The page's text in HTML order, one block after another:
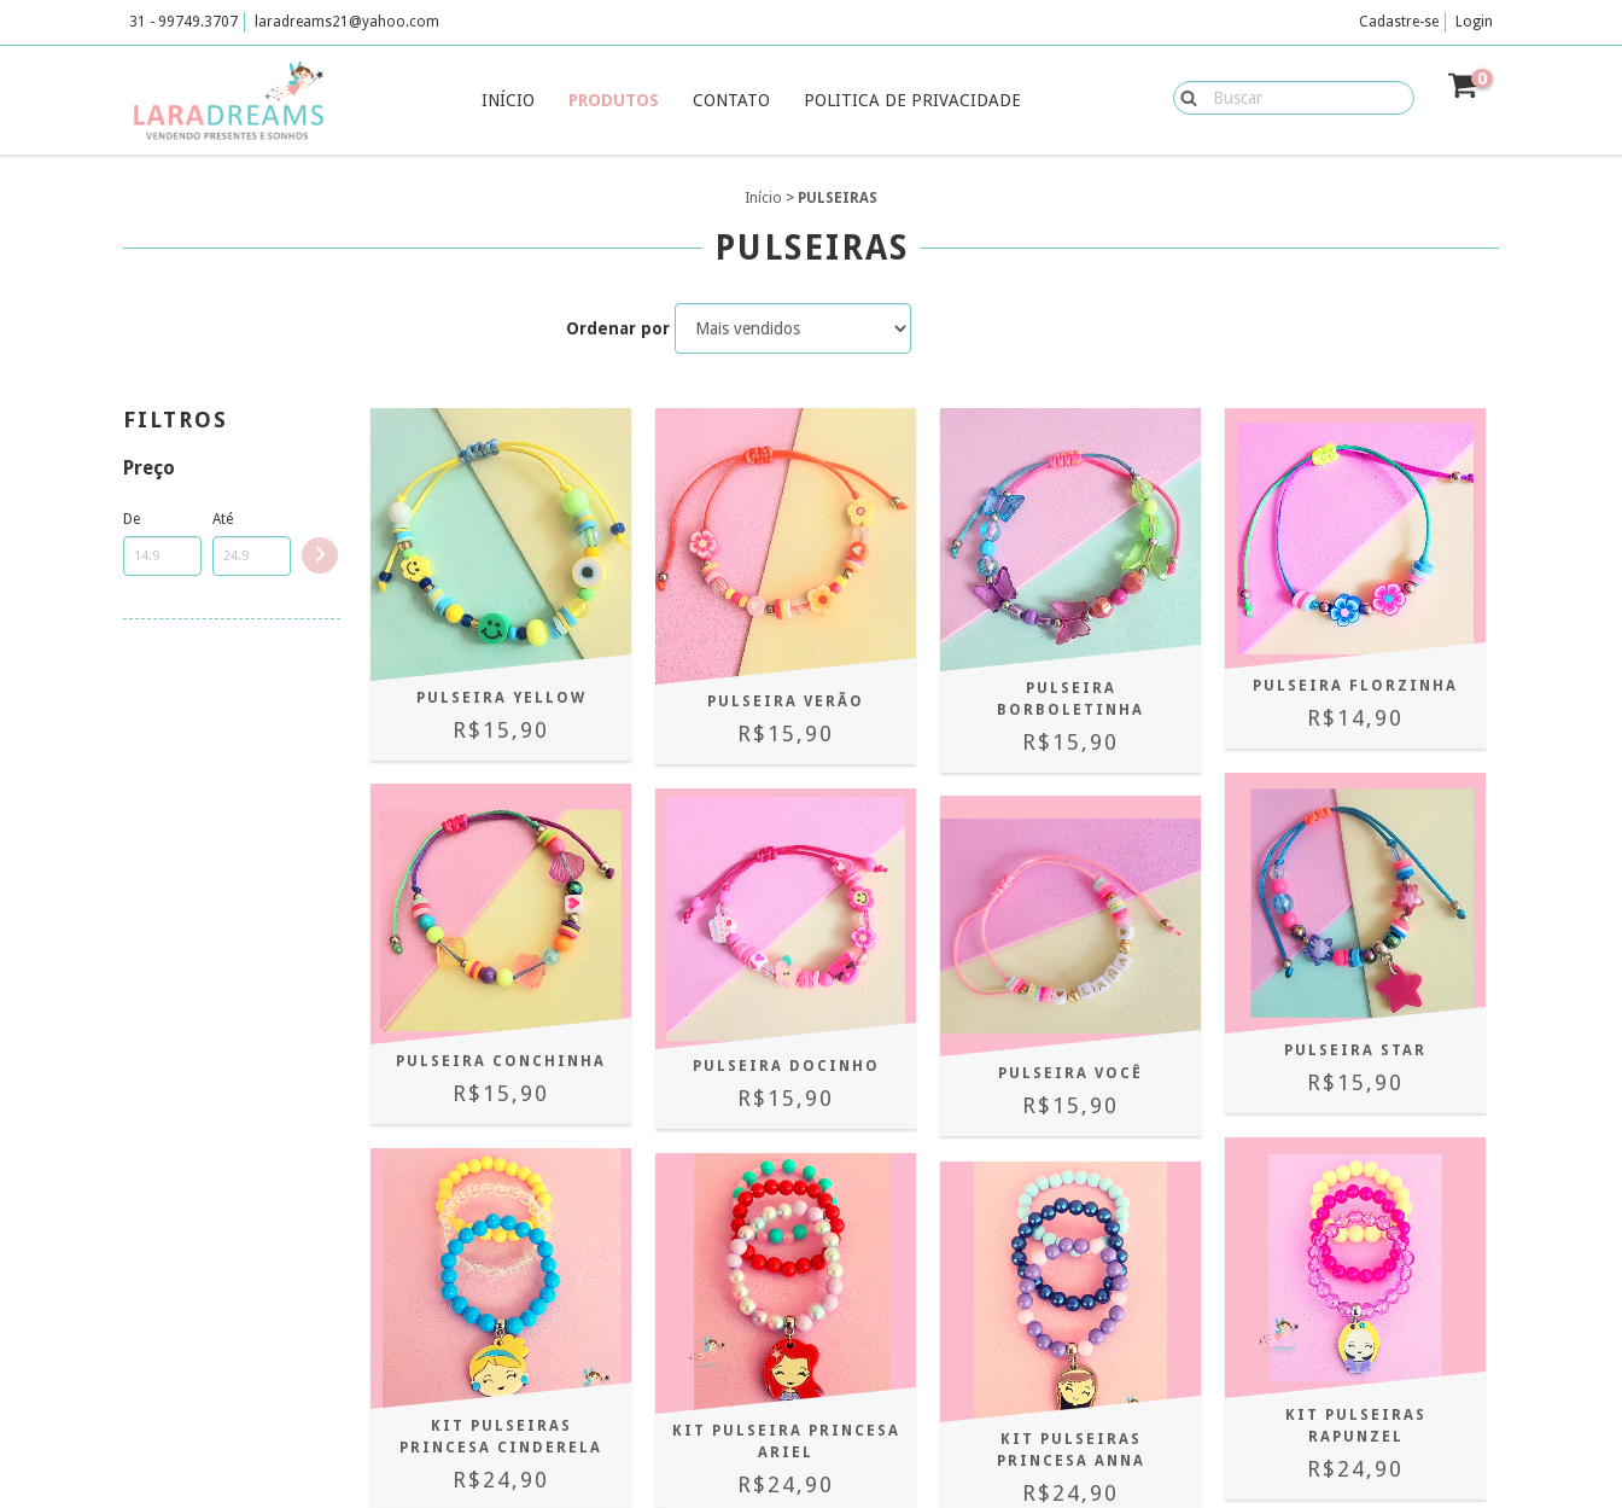
31 - 99749.3707 laradreams21@yahoo.com Cadastre-se Login
INÍCIO PRODUTOS CONTATO POLITICA DE PRIVACIDADE
0
Início > PULSEIRAS
PULSEIRAS
Ordenar por
FILTROS
Preço
De Até
PULSEIRA YELLOW
R$15,90
PULSEIRA VERÃO
R$15,90
PULSEIRA
BORBOLETINHA
R$15,90
PULSEIRA FLORZINHA
R$14,90
PULSEIRA CONCHINHA
R$15,90
PULSEIRA DOCINHO
R$15,90
PULSEIRA VOCÊ
R$15,90
PULSEIRA STAR
R$15,90
KIT PULSEIRAS
PRINCESA CINDERELA
R$24,90
KIT PULSEIRA PRINCESA
ARIEL
R$24,90
KIT PULSEIRAS
PRINCESA ANNA
R$24,90
KIT PULSEIRAS
RAPUNZEL
R$24,90